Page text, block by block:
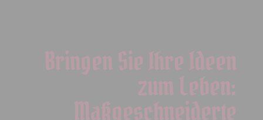
Bringen Sie Ihre Ideen
zum Leben:
Maßgeschneiderte